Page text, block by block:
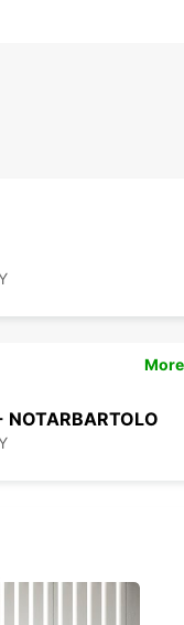
NOTARBARTOLO
ITALY